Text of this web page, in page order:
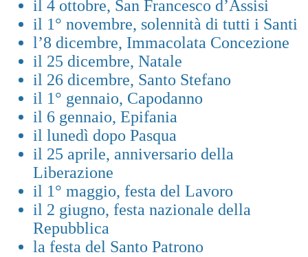
il 4 ottobre, San Francesco d’Assisi
il 1° novembre, solennità di tutti i Santi
l’8 dicembre, Immacolata Concezione
il 25 dicembre, Natale
il 26 dicembre, Santo Stefano
il 1° gennaio, Capodanno
il 6 gennaio, Epifania
il lunedì dopo Pasqua
il 25 aprile, anniversario della
Liberazione
il 1° maggio, festa del Lavoro
il 2 giugno, festa nazionale della
Repubblica
la festa del Santo Patrono